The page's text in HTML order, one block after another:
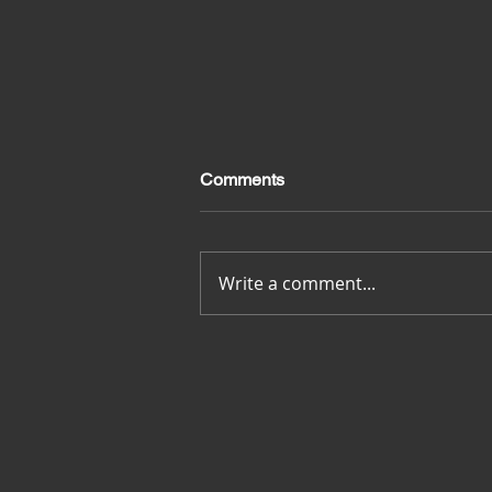
Merci pour tout
Comments
Write a comment...